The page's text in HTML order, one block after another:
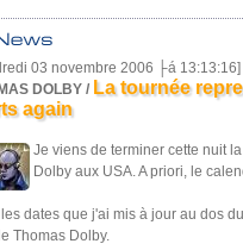
03 novembre 2006 ├á
DOLBY / La tournée
again
Je viens de terminer cette nuit
Dolby aux USA. A priori, le
dates que j'ai mis à jour au dos
Thomas Dolby.